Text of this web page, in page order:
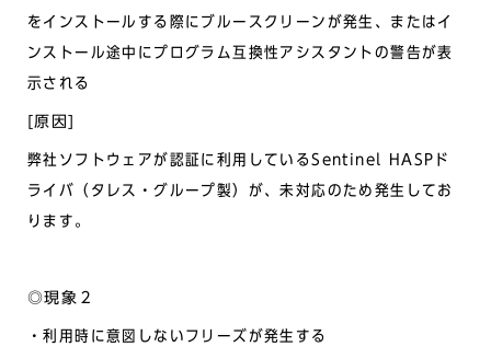
をインストールする際にブルースクリーンが発生、またはイ
ンストール途中にプログラム互換性アシスタントの警告が表
示される
[原因]
弊社ソフトウェアが認証に利用しているSentinel HASPド
ライバ（タレス・グループ製）が、未対応のため発生してお
ります。
◎現象２
・利用時に意図しないフリーズが発生する